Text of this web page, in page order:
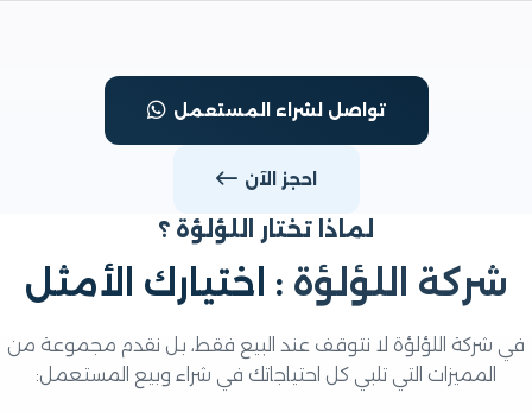
تواصل لشراء المستعمل
احجز الآن
لماذا تختار اللؤلؤة ؟
اللؤلؤة: اختيارك الأمثل
اللؤلؤة لا نتوقف عند البيع فقط، بل نقدم مجموعة من
المميزات التي تلبي كل احتياجاتك في شراء وبيع المستعمل: